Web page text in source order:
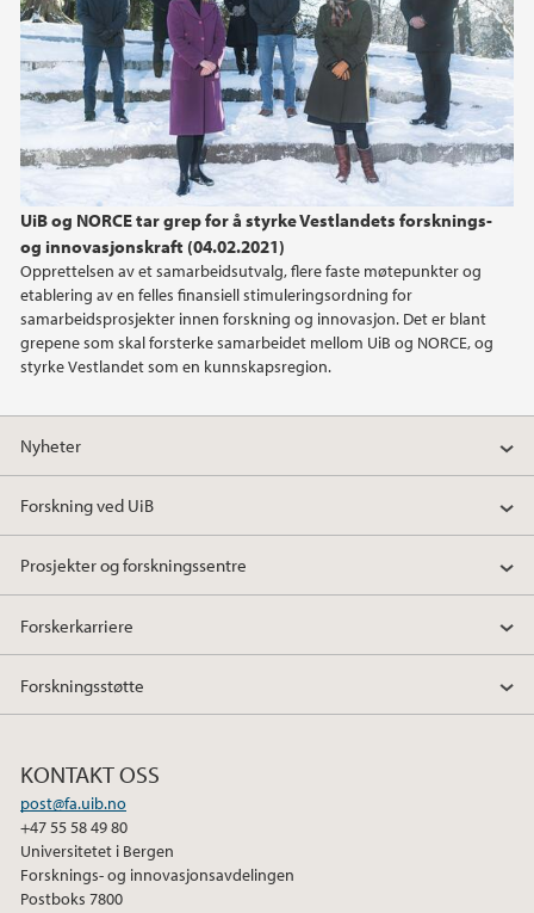
UiB og NORCE tar grep for å styrke Vestlandets forsknings-
og innovasjonskraft (04.02.2021)
Opprettelsen av et samarbeidsutvalg, flere faste møtepunkter og
etablering av en felles finansiell stimuleringsordning for
samarbeidsprosjekter innen forskning og innovasjon. Det er blant
grepene som skal forsterke samarbeidet mellom UiB og NORCE, og
styrke Vestlandet som en kunnskapsregion.
Nyheter
Forskning ved UiB
Prosjekter og forskningssentre
Forskerkarriere
Forskningsstøtte
KONTAKT OSS
post@fa.uib.no
+47 55 58 49 80
Universitetet i Bergen
Forsknings- og innovasjonsavdelingen
Postboks 7800